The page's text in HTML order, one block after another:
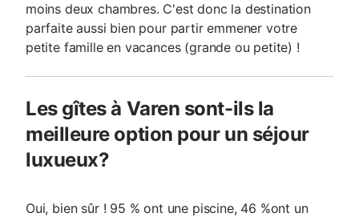
moins deux chambres. C'est donc la destination
parfaite aussi bien pour partir emmener votre
petite famille en vacances (grande ou petite) !
Les gîtes à Varen sont-ils la
meilleure option pour un séjour
luxueux?
Oui, bien sûr ! 95 % ont une piscine, 46 %ont un